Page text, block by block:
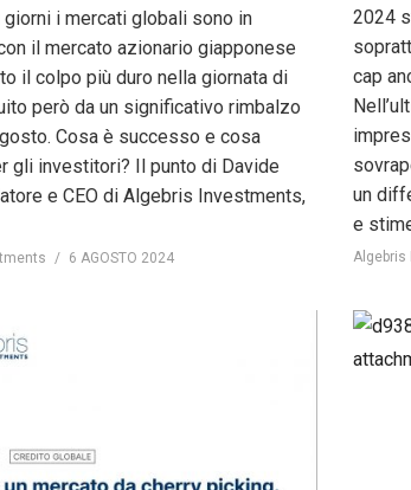
i mercati globali sono in
il mercato azionario giapponese
il colpo più duro nella giornata di
però da un significativo rimbalzo
Cosa è successo e cosa
gli investitori? Il punto di Davide
e CEO di Algebris Investments,
6 AGOSTO 2024
2024
cap
un
e
Algebris